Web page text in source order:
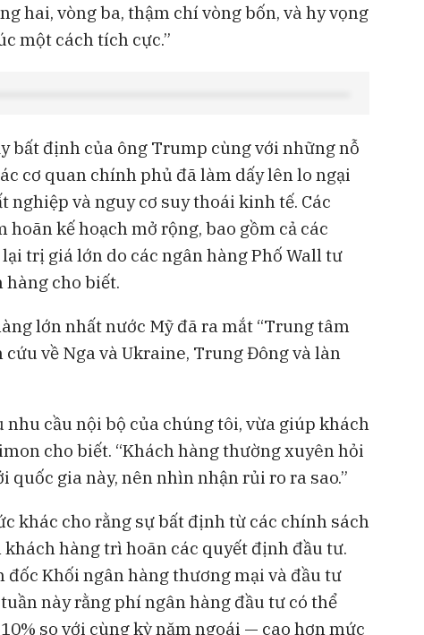
hai, vòng ba, thậm chí vòng bốn, và hy vọng
một cách tích cực.”
bất định của ông Trump cùng với những nỗ
cơ quan chính phủ đã làm dấy lên lo ngại
nghiệp và nguy cơ suy thoái kinh tế. Các
kế hoạch mở rộng, bao gồm cả các
trị giá lớn do các ngân hàng Phố Wall tư
hàng cho biết.
lớn nhất nước Mỹ đã ra mắt “Trung tâm
về Nga và Ukraine, Trung Đông và làn
nhu cầu nội bộ của chúng tôi, vừa giúp khách
cho biết. “Khách hàng thường xuyên hỏi
quốc gia này, nên nhìn nhận rủi ro ra sao.”
khác cho rằng sự bất định từ các chính sách
hàng trì hoãn các quyết định đầu tư.
đốc Khối ngân hàng thương mại và đầu tư
này rằng phí ngân hàng đầu tư có thể
so với cùng kỳ năm ngoái — cao hơn mức